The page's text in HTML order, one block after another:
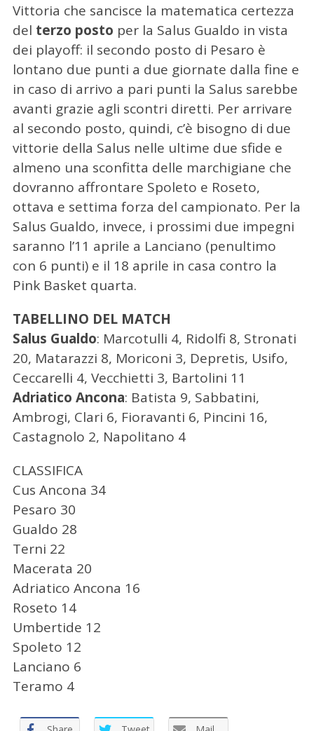
Vittoria che sancisce la matematica certezza
del terzo posto per la Salus Gualdo in vista
dei playoff: il secondo posto di Pesaro è
lontano due punti a due giornate dalla fine e
in caso di arrivo a pari punti la Salus sarebbe
avanti grazie agli scontri diretti. Per arrivare
al secondo posto, quindi, c’è bisogno di due
vittorie della Salus nelle ultime due sfide e
almeno una sconfitta delle marchigiane che
dovranno affrontare Spoleto e Roseto,
ottava e settima forza del campionato. Per la
Salus Gualdo, invece, i prossimi due impegni
saranno l’11 aprile a Lanciano (penultimo
con 6 punti) e il 18 aprile in casa contro la
Pink Basket quarta.
TABELLINO DEL MATCH
Salus Gualdo: Marcotulli 4, Ridolfi 8, Stronati
20, Matarazzi 8, Moriconi 3, Depretis, Usifo,
Ceccarelli 4, Vecchietti 3, Bartolini 11
Adriatico Ancona: Batista 9, Sabbatini,
Ambrogi, Clari 6, Fioravanti 6, Pincini 16,
Castagnolo 2, Napolitano 4
CLASSIFICA
Cus Ancona 34
Pesaro 30
Gualdo 28
Terni 22
Macerata 20
Adriatico Ancona 16
Roseto 14
Umbertide 12
Spoleto 12
Lanciano 6
Teramo 4
C
e
r
c
p
e
: